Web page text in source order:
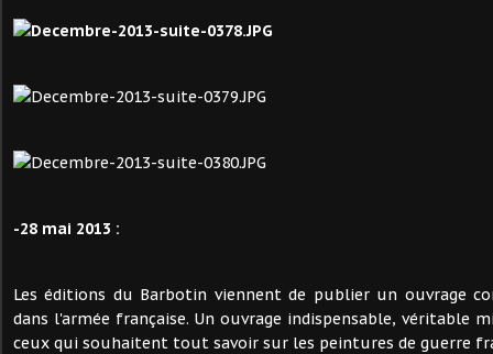
-28 mai 2013 :
Les éditions du Barbotin viennent de publier un ouvrage
dans l'armée française. Un ouvrage indispensable, véritable
ceux qui souhaitent tout savoir sur les peintures de guerre